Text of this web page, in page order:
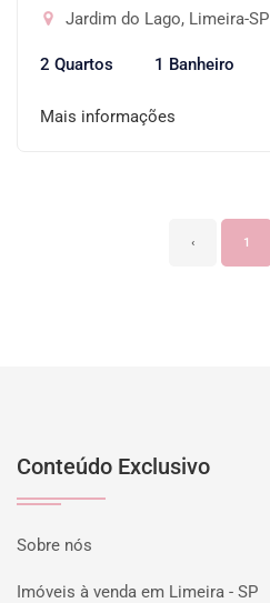
Jardim do Lago, Limeira-SP
2 Quartos 1 Banheiro
Mais informações
‹ 1
Conteúdo Exclusivo
Sobre nós
Imóveis à venda em Limeira - SP